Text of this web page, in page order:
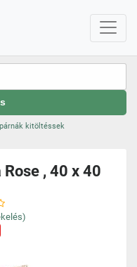
kitöltéssek
, 40 x 40